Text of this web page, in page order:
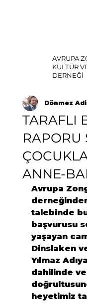
AVRUPA
KÜLTÜR
DERNEĞİ
TARAFLI
RAPORU
ANNE-
Dönmez
Avrupa
talebinde
başvurusu
yaşayan
Dinslaken
Yılmaz
dahilinde
heyetimiz